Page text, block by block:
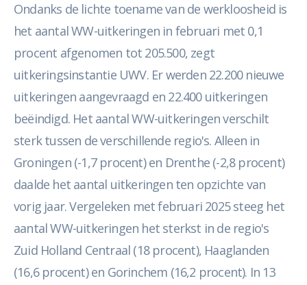
Ondanks de lichte toename van de werkloosheid is
het aantal WW-uitkeringen in februari met 0,1
procent afgenomen tot 205.500, zegt
uitkeringsinstantie UWV. Er werden 22.200 nieuwe
uitkeringen aangevraagd en 22.400 uitkeringen
beëindigd. Het aantal WW-uitkeringen verschilt
sterk tussen de verschillende regio's. Alleen in
Groningen (-1,7 procent) en Drenthe (-2,8 procent)
daalde het aantal uitkeringen ten opzichte van
vorig jaar. Vergeleken met februari 2025 steeg het
aantal WW-uitkeringen het sterkst in de regio's
Zuid Holland Centraal (18 procent), Haaglanden
(16,6 procent) en Gorinchem (16,2 procent). In 13